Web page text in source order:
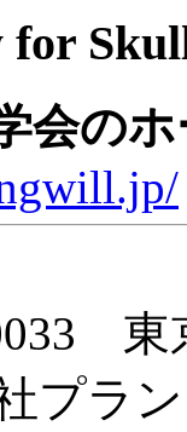
for
会の
京
プラ